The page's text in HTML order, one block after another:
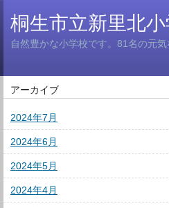
桐生市立新里北
自然豊かな小学校です。81名の元気
アーカイブ
2024年7月
2024年6月
2024年5月
2024年4月